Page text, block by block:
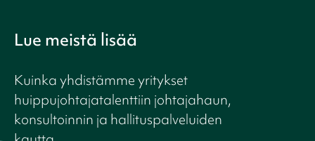
Lue meistä lisää
Kuinka yhdistämme yritykset
huippujohtajatalenttiin johtajahaun,
konsultoinnin ja hallituspalveluiden